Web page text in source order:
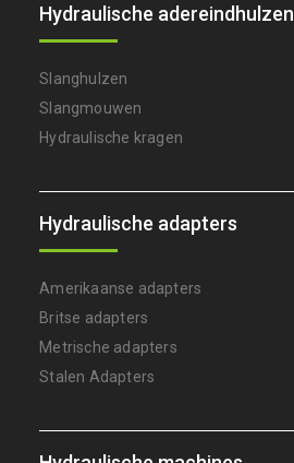
Hydraulische adereindhulzen
Slanghulzen
Slangmouwen
Hydraulische kragen
Hydraulische adapters
Amerikaanse adapters
Britse adapters
Metrische adapters
Stalen Adapters